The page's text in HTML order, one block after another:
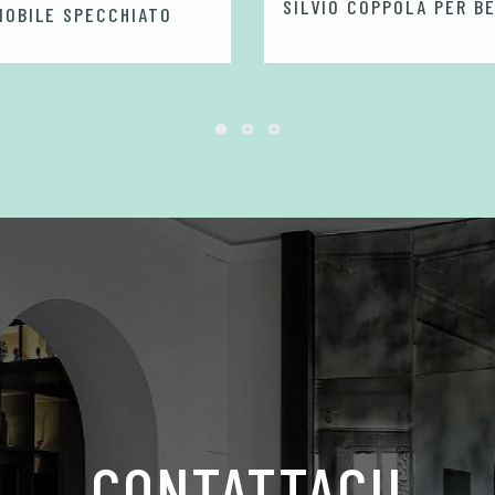
SPECCHIATO
SILVIO COPPOLA PER